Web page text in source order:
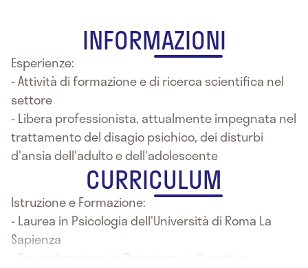
INFORMAZIONI
Esperienze:
- Attività di formazione e di ricerca scientifica nel
settore
- Libera professionista, attualmente impegnata nel
trattamento del disagio psichico, dei disturbi
d'ansia dell'adulto e dell'adolescente
CURRICULUM
Istruzione e Formazione:
- Laurea in Psicologia dell'Università di Roma La
Sapienza
- Specializzazione in Psicoterapia Cognitiva